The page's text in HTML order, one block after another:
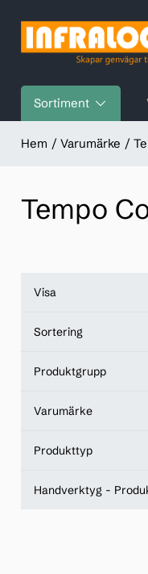
Sortiment
Hem Varumärke
Tempo
Visa
Sortering
Produktgrupp
Varumärke
Produkttyp
Handverktyg -